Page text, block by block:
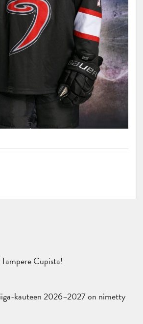
Cupista!
kauteen 2026–2027 on nimetty